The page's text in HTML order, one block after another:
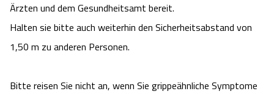
Ärzten und dem Gesundheitsamt bereit.
Halten sie bitte auch weiterhin den Sicherheitsabstand von
1,50 m zu anderen Personen.
Bitte reisen Sie nicht an, wenn Sie grippeähnliche Symptome